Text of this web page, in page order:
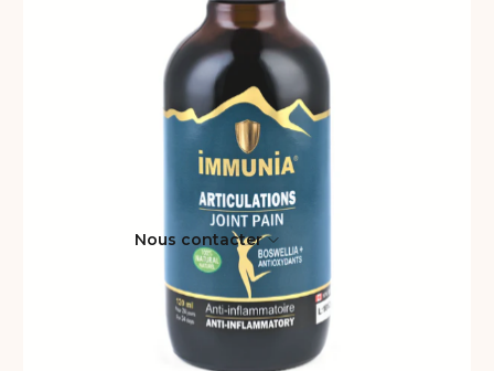
Nous contacter